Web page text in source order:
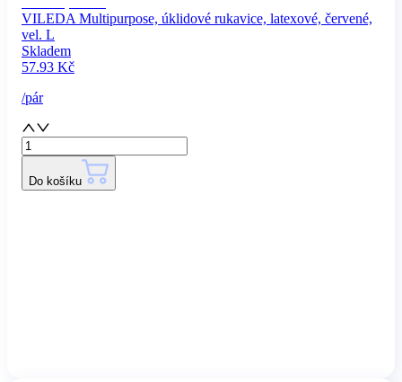
VILEDA Multipurpose, úklidové rukavice, latexové, červené,
vel. L
Skladem
57.93 Kč
/pár
Do košíku